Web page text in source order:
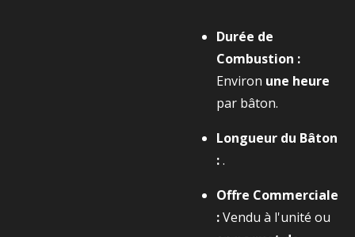
Durée de
Combustion :
Environ une heure
par bâton.
Longueur du Bâton
:.
Offre Commerciale
:Vendu à l'unité ou